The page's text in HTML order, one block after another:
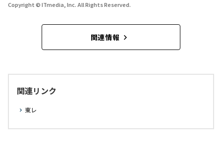
Copyright © ITmedia, Inc. All Rights Reserved.
関連情報
関連リンク
東レ